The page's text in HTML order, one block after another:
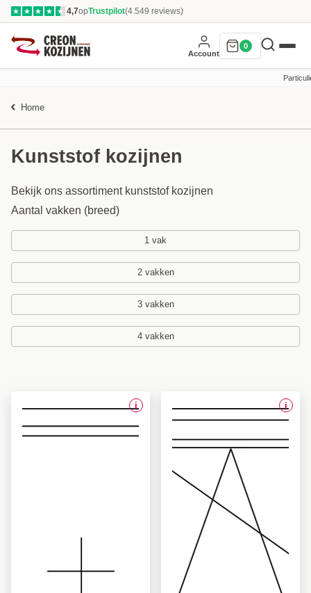
★ ★ ★ ★ ★ 4,7opTrustpilot(4.549 reviews)
Account
0
Home
Kunststof kozijnen
Bekijk ons assortiment kunststof kozijnen
Aantal vakken (breed)
1 vak
2 vakken
3 vakken
4 vakken
i i